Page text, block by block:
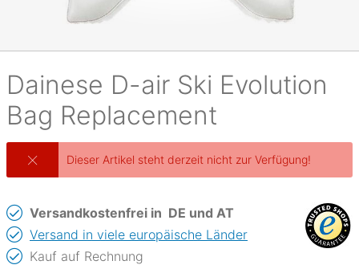
Dainese D-air Ski Evolution
Bag Replacement
Dieser Artikel steht derzeit nicht zur Verfügung!
Versandkostenfrei in DE und AT
Versand in viele europäische Länder
Kauf auf Rechnung